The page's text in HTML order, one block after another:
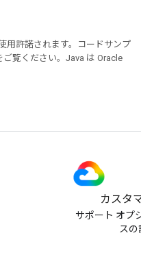
用許諾されます。コードサンプ
ご覧ください。Java は Oracle
カスタ
サポート オプ
スの